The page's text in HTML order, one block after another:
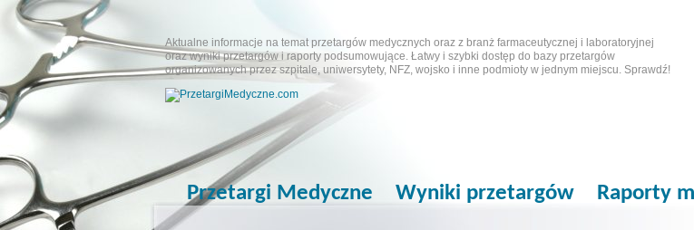
Aktualne informacje na temat przetargów medycznych oraz z branż farmaceutycznej i laboratoryjnej
oraz wyniki przetargów i raporty podsumowujące. Łatwy i szybki dostęp do bazy przetargów
organizowanych przez szpitale, uniwersytety, NFZ, wojsko i inne podmioty w jednym miejscu. Sprawdź!
Przetargi Medyczne Wyniki przetargów Raporty